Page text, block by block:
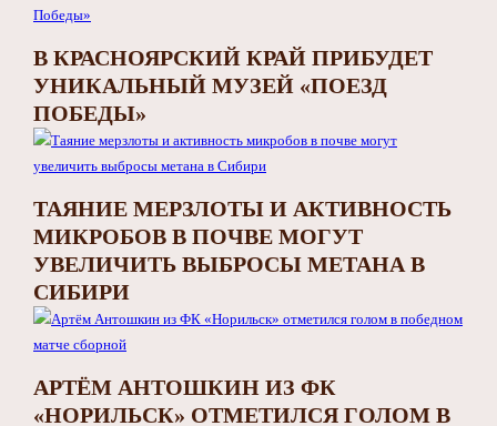
В КРАСНОЯРСКИЙ КРАЙ ПРИБУДЕТ
УНИКАЛЬНЫЙ МУЗЕЙ «ПОЕЗД
ПОБЕДЫ»
ТАЯНИЕ МЕРЗЛОТЫ И АКТИВНОСТЬ
МИКРОБОВ В ПОЧВЕ МОГУТ
УВЕЛИЧИТЬ ВЫБРОСЫ МЕТАНА В
СИБИРИ
АРТЁМ АНТОШКИН ИЗ ФК
«НОРИЛЬСК» ОТМЕТИЛСЯ ГОЛОМ В